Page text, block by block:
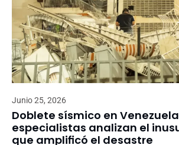
Junio 25, 2026
Doblete sísmico en
especialistas analizan el
que amplificó el desastre